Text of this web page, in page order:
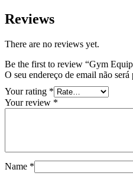
Reviews
There are no reviews yet.
Be the first to review “Gym
O seu endereço de email não será
Your rating *
Your review *
Name *